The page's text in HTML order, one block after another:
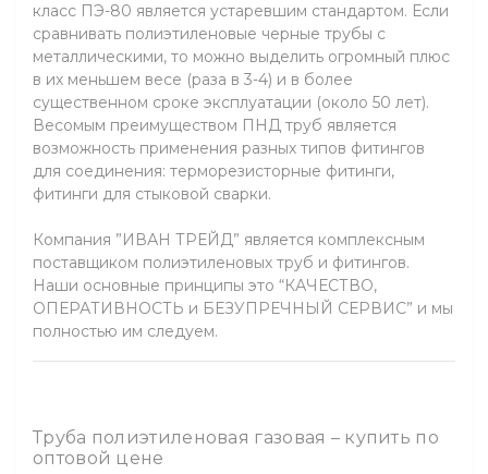
класс ПЭ-80 является устаревшим стандартом. Если
сравнивать полиэтиленовые черные трубы с
металлическими, то можно выделить огромный плюс
в их меньшем весе (раза в 3-4) и в более
существенном сроке эксплуатации (около 50 лет).
Весомым преимуществом ПНД труб является
возможность применения разных типов фитингов
для соединения: терморезисторные фитинги,
фитинги для стыковой сварки.
Компания ”ИВАН ТРЕЙД” является комплексным
поставщиком полиэтиленовых труб и фитингов.
Наши основные принципы это “КАЧЕСТВО,
ОПЕРАТИВНОСТЬ и БЕЗУПРЕЧНЫЙ СЕРВИС” и мы
полностью им следуем.
Труба полиэтиленовая газовая – купить по
оптовой цене